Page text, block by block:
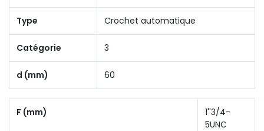
Type Crochet automatique
Catégorie 3
d (mm) 60
F (mm)
1''3/4-
5UNC